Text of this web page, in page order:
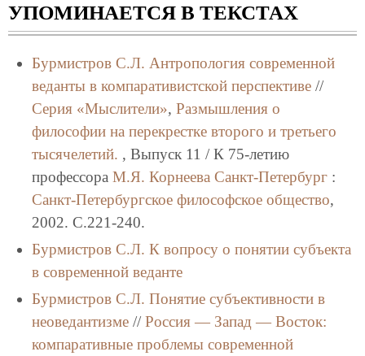
УПОМИНАЕТСЯ В ТЕКСТАХ
Бурмистров С.Л. Антропология современной
веданты в компаративистской перспективе//
Серия «Мыслители», Размышления о
философии на перекрестке второго и третьего
тысячелетий. , Выпуск 11 / К 75-летию
профессора М.Я. Корнеева Санкт-Петербург:
Санкт-Петербургское философское общество,
2002. C.221-240.
Бурмистров С.Л. К вопросу о понятии субъекта
в современной веданте
Бурмистров С.Л. Понятие субъективности в
неоведантизме// Россия — Запад — Восток:
компаративные проблемы современной